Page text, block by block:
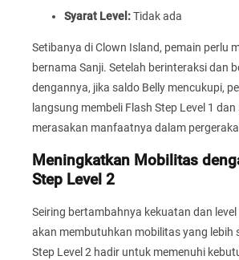
Syarat Level:Tidak ada
Setibanya di Clown Island, pemain perlu
bernama Sanji. Setelah berinteraksi dan
dengannya, jika saldo Belly mencukupi,
langsung membeli Flash Step Level 1 dan
merasakan manfaatnya dalam
Meningkatkan Mobilitas
Step Level 2
Seiring bertambahnya kekuatan dan
akan membutuhkan mobilitas yang lebih
Step Level 2 hadir untuk memenuhi